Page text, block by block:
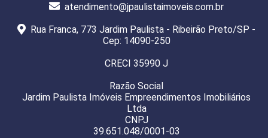
atendimento@jpaulistaimoveis.com.br
Rua Franca, 773 Jardim Paulista - Ribeirão Preto/SP -
Cep: 14090-250
CRECI 35990 J
Razão Social
Jardim Paulista Imóveis Empreendimentos Imobiliários
Ltda
CNPJ
39.651.048/0001-03